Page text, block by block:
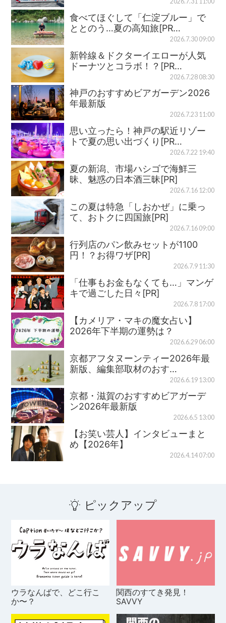
食べてほぐして「仁淀ブルー」で
ととのう…夏の高知旅[PR…
2026.7.30 09:00
新幹線＆ドクターイエローが人気
ドーナツとコラボ！？[PR…
2026.7.28 08:30
神戸のおすすめビアガーデン2026
年最新版
2026.7.23 11:00
思い立ったら！神戸の駅近リゾー
トで夏の思い出づくり[PR…
2026.7.22 19:40
夏の新潟、市場ハシゴで海鮮三
昧、魅惑の日本酒三昧[PR]
2026.7.16 12:00
この夏は特急「しおかぜ」に乗っ
て、おトクに四国旅[PR]
2026.7.16 09:00
行列店のパン飲みセットが1100
円！？お得ワザ[PR]
2026.7.9 11:30
「仕事もお金もなくても…」マンゲ
キで過ごした日々[PR]
2026.7.8 17:00
【カメリア・マキの魔女占い】
2026年下半期の運勢は？
2026.6.29 06:00
京都アフタヌーンティー2026年最
新版、編集部取材のおす…
2026.6.19 13:00
京都・滋賀のおすすめビアガーデ
ン2026年最新版
2026.6.5 13:00
【お笑い芸人】インタビューまと
め【2026年】
2026.4.14 07:00
ピックアップ
ウラなんばで、どこ行こ
か〜？
関西のすてき発見！
SAVVY